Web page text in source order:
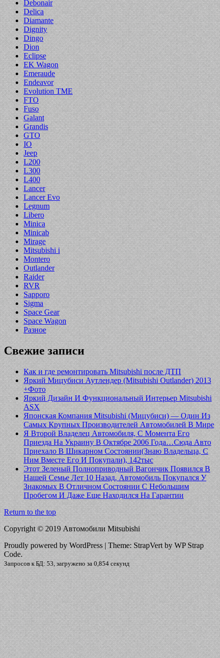
Debonair
Delica
Diamante
Dignity
Dingo
Dion
Eclipse
EK Wagon
Emeraude
Endeavor
Evolution TME
FTO
Fuso
Galant
Grandis
GTO
IO
Jeep
L200
L300
L400
Lancer
Lancer Evo
Legnum
Libero
Minica
Minicab
Mirage
Mitsubishi i
Montero
Outlander
Raider
RVR
Sapporo
Sigma
Space Gear
Space Wagon
Разное
Свежие записи
Как и где ремонтировать Mitsubishi после ДТП
Яркий Мицубиси Аутлендер (Mitsubishi Outlander) 2013
+Фото
Яркий Дизайн И Функциональный Интерьер Mitsubishi
ASX
Японская Компания Mitsubishi (Мицубиси) — Один Из
Самых Крупных Производителей Автомобилей В Мире
Я Второй Владелец Автомобиля, С Момента Его
Приезда На Украину В Октябре 2006 Года…Сюда Авто
Приехало В Шикарном Состоянии(Знаю Владельца, С
Ним Вместе Его И Покупали), 142тыс
Этот Зеленый Полноприводный Вагончик Появился В
Нашей Семье Лет 10 Назад, Автомобиль Покупался У
Знакомых В Отличном Состоянии С Небольшим
Пробегом И Даже Еще Находился На Гарантии
Return to the top
Copyright © 2019 Автомобили Mitsubishi
Proudly powered by WordPress|Theme: StrapVert by WP Strap
Code.
Запросов к БД: 53, загружено за 0,854 секунд